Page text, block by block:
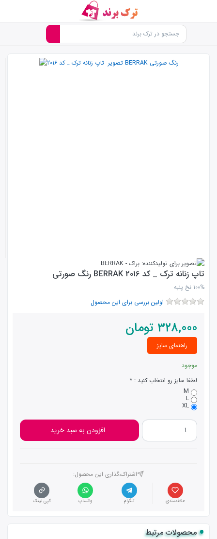
تاپ زنانه ترک _ کد 2016 BERRAK رنگ صورتی
100% نخ پنبه
اولین بررسی برای این محصول
328,000 تومان
راهنمای سایز
موجود
لطفا سایز رو انتخاب کنید :
M
L
XL
افزودن به سبد خرید
اشتراک،گذاری این محصول‌:
علاقه‌مندی تلگرام واتساپ کپی لینک
محصولات مرتبط